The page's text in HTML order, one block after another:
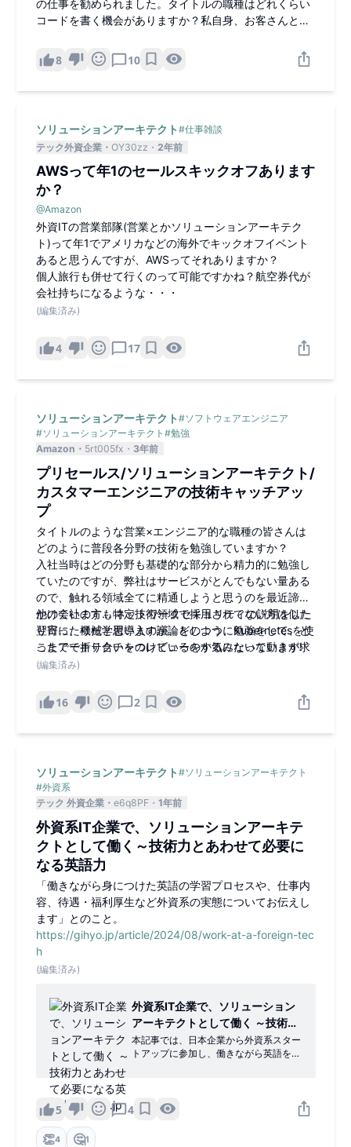
の仕事を勧められました。タイトルの職種はどれくらい
コードを書く機会がありますか？私自身、お客さんとや
好きなのでそれなりにがっつり開発したいのですが実際
どうなのかなと思い質問させて頂きました。印象として
8 10
ソリューションアーキテクト #仕事雑談
テック外資企業
OY30zz 2年前
AWSって年1のセールスキックオフあります
か？
@Amazon
外資ITの営業部隊(営業とかソリューションアーキテク
ト)って年1でアメリカなどの海外でキックオフイベント
あると思うんですが、AWSってそれありますか？
個人旅行も併せて行くのって可能ですかね？航空券代が
会社持ちになるような・・・
(編集済み)
4 17
ソリューションアーキテクト #ソフトウェアエンジニア
#ソリューションアーキテクト #勉強
Amazon
5rt005fx 3年前
プリセールス/ソリューションアーキテクト/
カスタマーエンジニアの技術キャッチアッ
プ
タイトルのような営業×エンジニア的な職種の皆さんは
どのように普段各分野の技術を勉強していますか？
入社当時はどの分野も基礎的な部分から精力的に勉強し
ていたのですが、弊社はサービスがとんでもない量ある
ので、触れる領域全てに精通しようと思うのを最近諦め
かけています... ネットワークセキュリティの説明をした
翌日に、機械学習導入の議論をしつつ、Kubernetesを使
ったアーキテクチャのレビューをするみたいな動きが求
められるのでどの分野も中途半端感が否めないです。
他の会社の方も特定技術領域で採用されてない方は似た
り寄ったりだと思いますが、どのように勉強をして、ど
こまでで折り合いをつけているのか気になっています!
(編集済み)
16 2
ソリューションアーキテクト #ソリューションアーキテクト
#外資系
テック 外資企業
e6q8PF 1年前
外資系IT企業で⁠⁠、ソリューションアーキテ
クトとして働く～技術力とあわせて必要に
なる英語力
「働きながら身につけた英語の学習プロセスや、仕事内
容、待遇・福利厚生など外資系の実態についてお伝えし
ます」とのこと。
https://gihyo.jp/article/2024/08/work-at-a-foreign-tec
h
(編集済み)
外資系IT企業で、ソリューション
アーキテクトとして働く ～技術力
とあわせて必要になる英語力 |
gihyo.jp
本記事では、日本企業から外資系スター
トアップに参加し、働きながら英語を学
内容、待遇・福利厚生など外資系の実態
5 4
👏4 🤔1